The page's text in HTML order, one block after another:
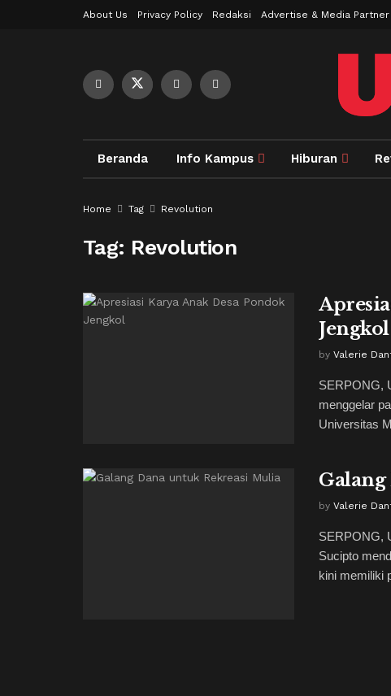
About Us Privacy Policy Redaksi Advertise & Media Partner
Beranda Info Kampus Hiburan
Home Tag Revolution
Tag: Revolution
Jengkol
by Valerie
SERPONG,
menggelar
Universitas
by Valerie
SERPONG,
Sucipto
kini memiliki